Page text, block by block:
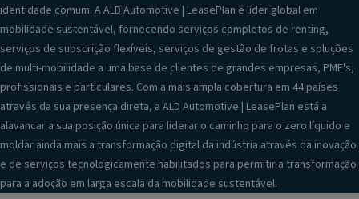
identidade comum. A ALD Automotive | LeasePlan é líder global em
mobilidade sustentável, fornecendo serviços completos de renting,
serviços de subscrição flexíveis, serviços de gestão de frotas e soluções
de multi-mobilidade a uma base de clientes de grandes empresas, PME's,
profissionais e particulares. Com a mais ampla cobertura em 44 países
através da sua presença direta, a ALD Automotive | LeasePlan está a
alavancar a sua posição única para liderar o caminho para o zero líquido e
moldar ainda mais a transformação digital da indústria através da inovação
e de serviços tecnologicamente habilitados para permitir a transformação
para a adoção em larga escala da mobilidade sustentável.